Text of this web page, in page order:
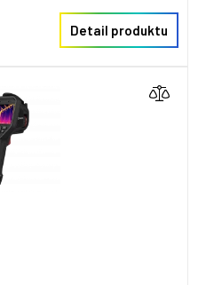
Detail produktu